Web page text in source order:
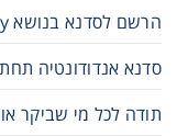
הרשם לסדנא בנושא Periodontal Microsurgery
סדנא אנדודונטיה
תודה לכל מי שביקר